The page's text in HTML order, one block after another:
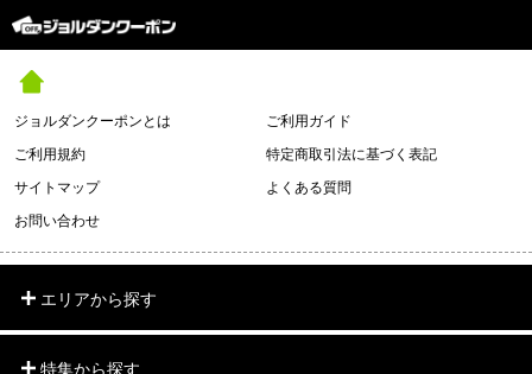
ジョルダンクーポンとは
ご利用ガイド
ご利用規約
特定商取引法に基づく表記
サイトマップ
よくある質問
お問い合わせ
エリアから探す
特集から探す